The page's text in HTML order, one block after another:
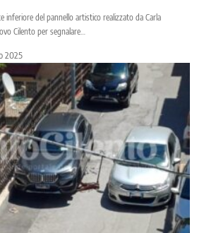
inferiore del pannello artistico realizzato da Carla
Cilento per segnalare…
2025